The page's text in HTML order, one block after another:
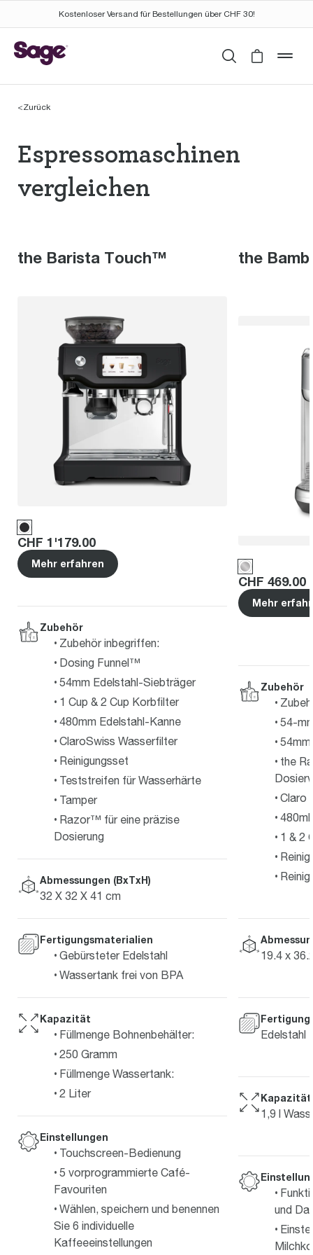
Kostenloser Versand für Bestellungen über CHF 30!
SuchenCart is
<Zurück
Espressomaschinen
vergleichen
the Barista Touch™
Price:
CHF 1'179.00
Mehr erfahren
Zubehör
Zubehör inbegriffen:
Dosing Funnel™
54mm Edelstahl-Siebträger
1 Cup & 2 Cup Korbfilter
480mm Edelstahl-Kanne
ClaroSwiss Wasserfilter
Reinigungsset
Teststreifen für Wasserhärte
Tamper
Razor™ für eine präzise
Dosierung
Abmessungen (BxTxH)
32 X 32 X 41 cm
Fertigungsmaterialien
Gebürsteter Edelstahl
Wassertank frei von BPA
Kapazität
Füllmenge Bohnenbehälter:
250 Gramm
Füllmenge Wassertank:
2 Liter
Einstellungen
Touchscreen-Bedienung
5 vorprogrammierte Café-
Favouriten
Wählen, speichern und benennen
Sie 6 individuelle
Kaffeeeinstellungen
the
Price:
CHF 469.00
Mehr
Zubehör
54-
the
Claro
480ml
1 & 2
19.4 x
Edelstahl
Kapazität
1,9 l
und